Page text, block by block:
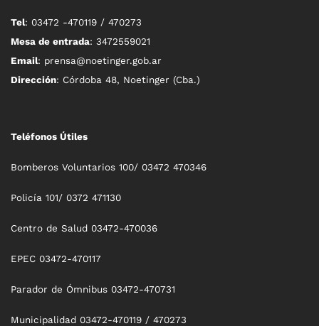
Tel: 03472 -470119 / 470273
Mesa de entrada: 3472559021
Email: prensa@noetinger.gob.ar
Dirección: Córdoba 48, Noetinger (Cba.)
Teléfonos Útiles
Bomberos Voluntarios 100/ 03472 470346
Policía 101/ 0372 471130
Centro de Salud 03472-470036
EPEC 03472-470117
Parador de Ómnibus 03472-470731
Municipalidad 03472-470119 / 470273